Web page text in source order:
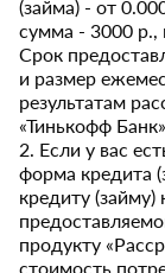
(займа) - от
сумма - 3000 р.,
Срок
и размер
результатам
«Тинькофф
2. Если у вас
форма кредита
кредиту (займу)
продукту
стоимость